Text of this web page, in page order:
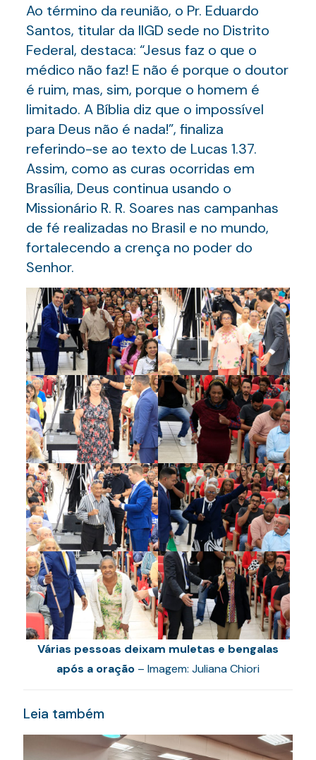
Ao término da reunião, o Pr. Eduardo
Santos, titular da IIGD sede no Distrito
Federal, destaca: “Jesus faz o que o
médico não faz! E não é porque o doutor
é ruim, mas, sim, porque o homem é
limitado. A Bíblia diz que o impossível
para Deus não é nada!”, finaliza
referindo-se ao texto de Lucas 1.37.
Assim, como as curas ocorridas em
Brasília, Deus continua usando o
Missionário R. R. Soares nas campanhas
de fé realizadas no Brasil e no mundo,
fortalecendo a crença no poder do
Senhor.
Várias pessoas deixam muletas e bengalas
após a oração– Imagem: Juliana Chiori
Leia também